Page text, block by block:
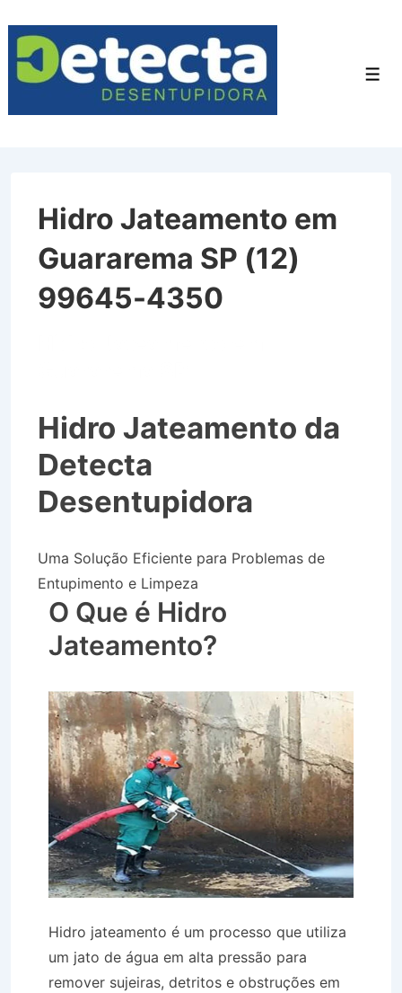
para
Conteúdo
Hidro Jateamento em
Guararema SP (12)
99645-4350
Hidro Jateamento da
Detecta
Desentupidora
Uma Solução Eficiente para Problemas de
Entupimento e Limpeza
O Que é Hidro
Jateamento?
Hidro jateamento é um processo que utiliza
um jato de água em alta pressão para
remover sujeiras, detritos e obstruções em